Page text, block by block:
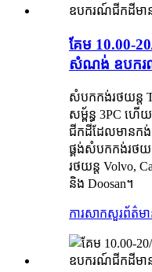
គែម 10.00-
សំណង់ ឧបករ
សំបកកង់រថយន្ត
សម្ព័ន្ធ 3PC ហើ
ជីកដីដែលមានកង់
ផ្គង់សំបកកង់រថយ
រថយន្ត Volvo,
និង Doosan។
ការសាកសួរព័ត៌ម